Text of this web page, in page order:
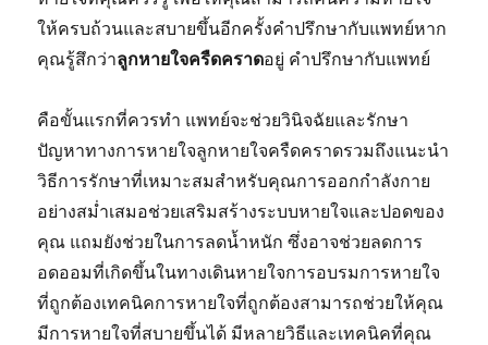
ให้ครบถ้วนและสบายขึ้นอีกครั้งคำปรึกษากับแพทย์หาก
คุณรู้สึกว่าลูกหายใจครืดคราดอยู่ คำปรึกษากับแพทย์
คือขั้นแรกที่ควรทำ แพทย์จะช่วยวินิจฉัยและรักษา
ปัญหาทางการหายใจลูกหายใจครืดคราดรวมถึงแนะนำ
วิธีการรักษาที่เหมาะสมสำหรับคุณการออกกำลังกาย
อย่างสม่ำเสมอช่วยเสริมสร้างระบบหายใจและปอดของ
คุณ แถมยังช่วยในการลดน้ำหนัก ซึ่งอาจช่วยลดการ
อดออมที่เกิดขึ้นในทางเดินหายใจการอบรมการหายใจ
ที่ถูกต้องเทคนิคการหายใจที่ถูกต้องสามารถช่วยให้คุณ
มีการหายใจที่สบายขึ้นได้ มีหลายวิธีและเทคนิคที่คุณ